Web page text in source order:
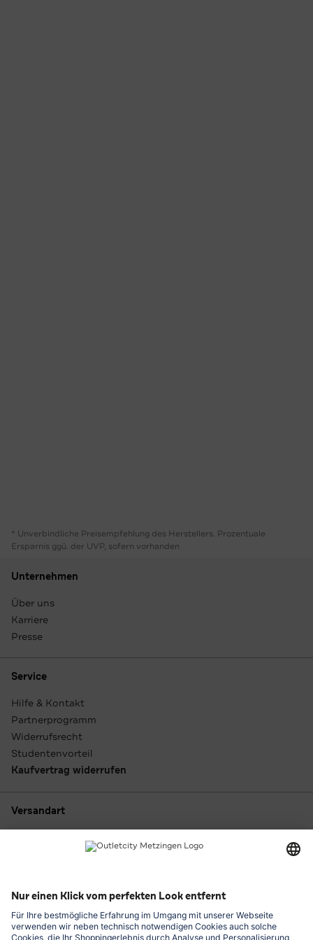
* Unverbindliche Preisempfehlung des Herstellers. Prozentuale
Ersparnis ggü. der UVP, sofern vorhanden
Unternehmen
Über uns
Karriere
Presse
Service
Hilfe & Kontakt
Partnerprogramm
Widerrufsrecht
Studentenvorteil
Kaufvertrag widerrufen
Versandart